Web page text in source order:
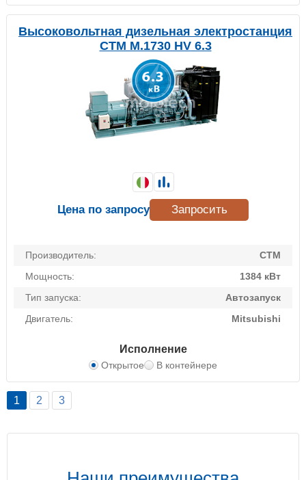
Высоковольтная дизельная электростанция
CTM M.1730 HV 6.3
Производитель:
CTM
Мощность:
1384 кВт
Тип запуска:
Автозапуск
Двигатель:
Mitsubishi
Исполнение
Открытое В контейнере
Цена по запросу Запросить
1 2 3